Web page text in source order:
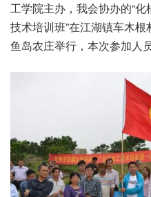
工学院主办，我会协办的“
技术培训班”在江湖镇车木
鱼岛农庄举行，本次参加人